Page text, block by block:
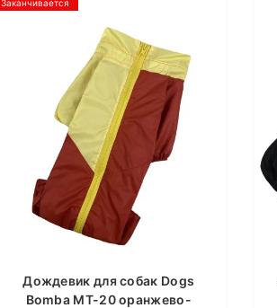
Заканчивается
Дождевик для собак Dogs
Bomba MT-20 оранжево-